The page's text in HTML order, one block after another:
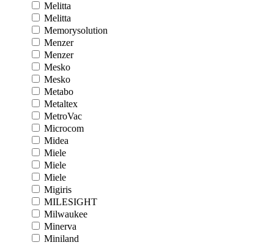
Melitta
Melitta
Memorysolution
Menzer
Menzer
Mesko
Mesko
Metabo
Metaltex
MetroVac
Microcom
Midea
Miele
Miele
Miele
Migiris
MILESIGHT
Milwaukee
Minerva
Miniland